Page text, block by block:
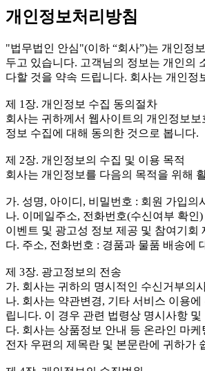
개인정보처리방침
"법무법인 안심"(이하 “회사”)는 개인정
두고 있습니다. 고객님의 정보는 개인의
다할 것을 약속 드립니다. 회사는 개인
제 1장. 개인정보 수집 동의절차
회사는 귀하께서 웹사이트의 개인정보
정보 수집에 대해 동의한 것으로 봅니다.
제 2장. 개인정보의 수집 및 이용 목적
회사는 개인정보를 다음의 목적을 위해
가. 성명, 아이디, 비밀번호 : 회원 가입
나. 이메일주소, 전화번호(수신여부 확
이벤트 및 광고성 정보 제공 및 참여기회
다. 주소, 전화번호 : 경품과 물품 배송에
제 3장. 광고정보의 전송
가. 회사는 귀하의 명시적인 수신거부의
나. 회사는 약관변경, 기타 서비스 이용
립니다. 이 경우 관련 법령상 명시사항
다. 회사는 상품정보 안내 등 온라인 마
전자 우편의 제목란 및 본문란에 귀하가